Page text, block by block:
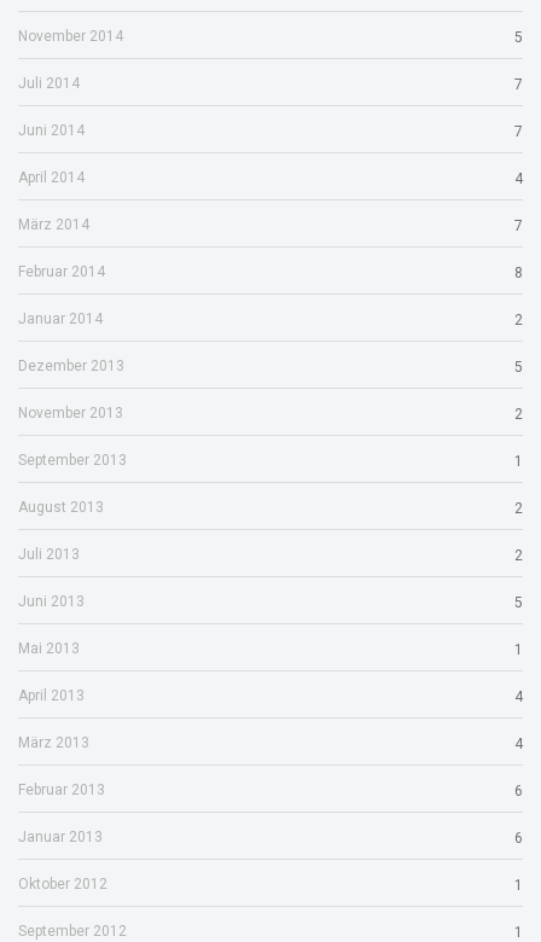
November 2014 5
Juli 2014 7
Juni 2014 7
April 2014 4
März 2014 7
Februar 2014 8
Januar 2014 2
Dezember 2013 5
November 2013 2
September 2013 1
August 2013 2
Juli 2013 2
Juni 2013 5
Mai 2013 1
April 2013 4
März 2013 4
Februar 2013 6
Januar 2013 6
Oktober 2012 1
September 2012 1